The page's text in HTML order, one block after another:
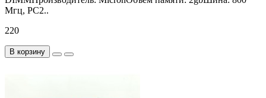
Мгц, PC2..
220
В корзину